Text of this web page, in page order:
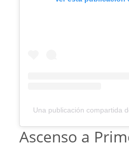
Una publicación compartida
Ascenso a